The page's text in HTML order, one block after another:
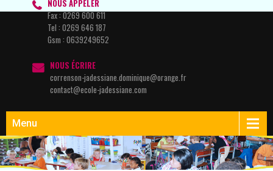
NOUS APPELER
Fax :0269 600 611
Tel : 0269 646 187
Gsm : 0639249652
NOUS ÉCRIRE
correnson-jadessiane.dominique@orange.fr
contact@ecole-jadessiane.com
Menu